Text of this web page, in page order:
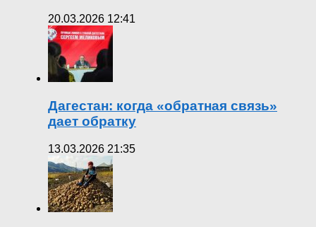
20.03.2026 12:41
Дагестан: когда «обратная связь»
дает обратку
13.03.2026 21:35